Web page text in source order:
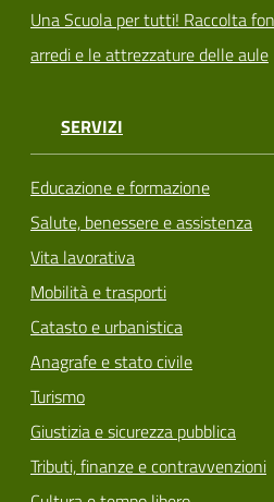
Una Scuola per tutti! Raccolta
arredi e le attrezzature delle aule
SERVIZI
Educazione e formazione
Salute, benessere e assistenza
Vita lavorativa
Mobilità e trasporti
Catasto e urbanistica
Anagrafe e stato civile
Turismo
Giustizia e sicurezza pubblica
Tributi, finanze e contravvenzioni